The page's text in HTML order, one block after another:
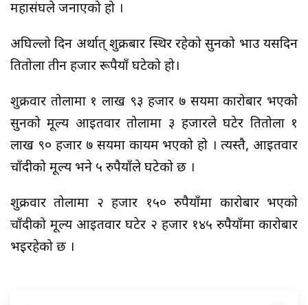
महासंघले जनाएको हो ।
अघिल्लो दिन अर्थात् शुक्रबार स्थिर रहेको सुनको भाउ यसदिन
प्रतितोला तीन हजार रूपैयाँ घटेको हो।
शुक्रवार तोलामा १ लाख ९३ हजार ७ सयमा कारोबार भएको
सुनको मूल्य आइतवार तोलामा ३ हजारले घटेर प्रतितोला १
लाख ९० हजार ७ सयमा कायम भएको हो । त्यस्तै, आइतवार
चाँदीको मूल्य भने ५ रुपैयाँले घटेको छ ।
शुक्रवार तोलामा २ हजार १५० रुपैयाँमा कारोबार भएको
चाँदीको मूल्य आइतवार घटेर २ हजार १४५ रुपैयाँमा कारोबार
भइरहेको छ ।